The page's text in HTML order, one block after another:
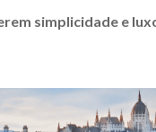
simplicidade e